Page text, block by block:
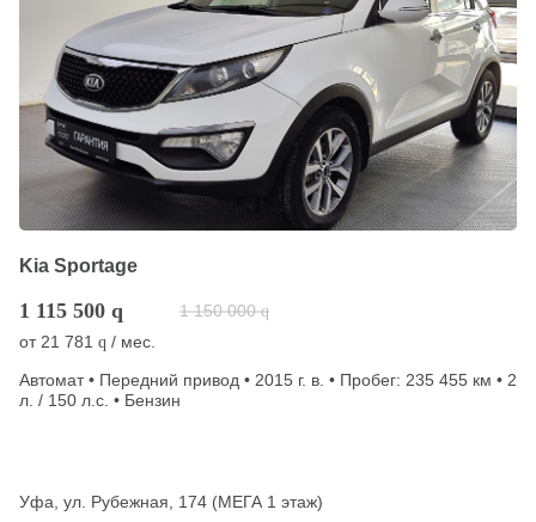
Kia Sportage
1 115 500 q 1 150 000 q
от21 781 q / мес.
Автомат • Передний привод • 2015 г. в. • Пробег: 235 455 км • 2
л. / 150 л.с. • Бензин
Уфа, ул. Рубежная, 174 (МЕГА 1 этаж)